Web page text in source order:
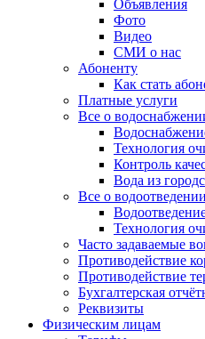
Объявления
Фото
Видео
СМИ о нас
Абоненту
Как стать
Платные услуги
Все о
Технология
Контроль
Вода из
Все о водоотведении
Технология
Часто задаваемые
Противодействие
Противодействие
Бухгалтерская
Реквизиты
Физическим лицам